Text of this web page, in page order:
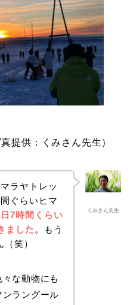
提供：くみさん先生）
くみさん先生
ラヤトレッ
ぐらいヒマ
7時間くらい
ました 。もう
笑）
な動物にも
ラングール